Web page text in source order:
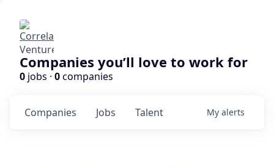
Companies you’ll love to work for
0 jobs · 0companies
Jobs
Companies Talent My alerts